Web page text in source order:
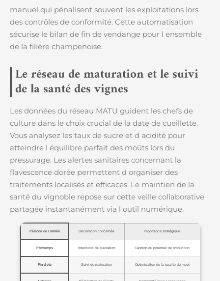
manuel qui pénalisent souvent les exploitations lors
des contrôles de conformité. Cette automatisation
sécurise le bilan de fin de vendange pour l ensemble
de la filière champenoise.
Le réseau de maturation et le suivi
de la santé des vignes
Les données du réseau MATU guident les chefs de
culture dans le choix crucial de la date de cueillette.
Vous analysez les taux de sucre et d acidité pour
atteindre l équilibre parfait des moûts lors du
pressurage. Les alertes sanitaires concernant la
flavescence dorée permettent d organiser des
traitements localisés et efficaces. Le maintien de la
santé du vignoble repose sur cette veille collaborative
partagée instantanément via l outil numérique.
Période de l année Déclaration concernée Importance stratégique
Printemps Intentions de plantation Gestion du potentiel de production
Fin d été Suivi de maturation Optimisation de la qualité du moût